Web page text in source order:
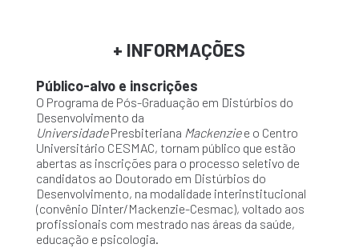
+ INFORMAÇÕES
Público-alvo e inscrições
O Programa de Pós-Graduação em Distúrbios do
Desenvolvimento da
UniversidadePresbiteriana Mackenziee o Centro
Universitário CESMAC, tornam público que estão
abertas as inscrições para o processo seletivo de
candidatos ao Doutorado em Distúrbios do
Desenvolvimento, na modalidade interinstitucional
(convênio Dinter/Mackenzie-Cesmac), voltado aos
profissionais com mestrado nas áreas da saúde,
educação e psicologia.